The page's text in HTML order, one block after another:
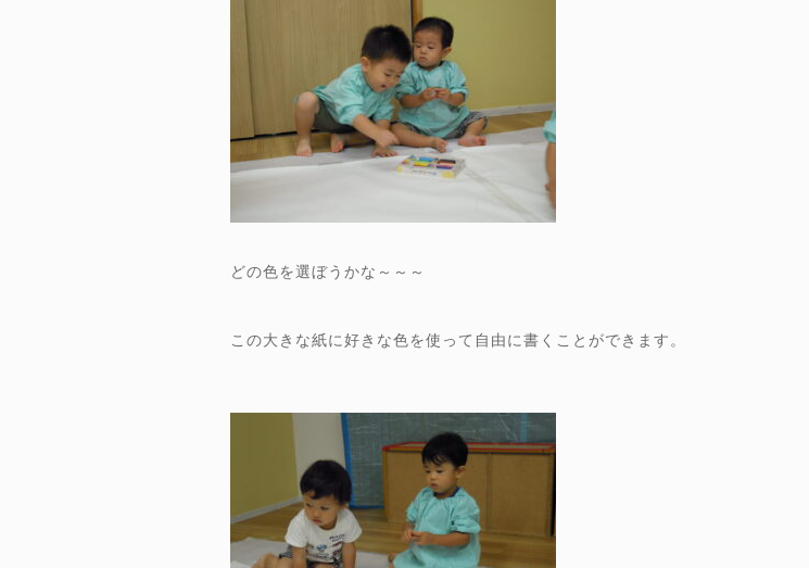
どの色を選ぼうかな～～～
この大きな紙に好きな色を使って自由に書くことができます。